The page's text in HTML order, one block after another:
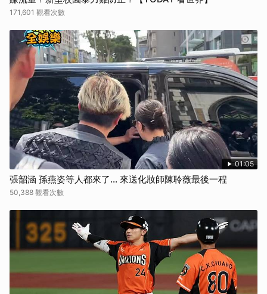
171,601 觀看次數
01:05
張韶涵 孫燕姿等人都來了... 來送化妝師陳聆薇最後一程
50,388 觀看次數